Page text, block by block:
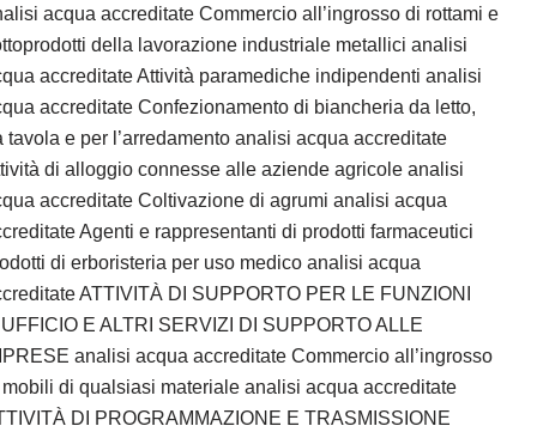
acqua accreditate Commercio all’ingrosso di rottami e
della lavorazione industriale metallici analisi
accreditate Attività paramediche indipendenti analisi
accreditate Confezionamento di biancheria da letto,
tavola e per l’arredamento analisi acqua accreditate
di alloggio connesse alle aziende agricole analisi
accreditate Coltivazione di agrumi analisi acqua
Agenti e rappresentanti di prodotti farmaceutici
di erboristeria per uso medico analisi acqua
ATTIVITÀ DI SUPPORTO PER LE FUNZIONI
E ALTRI SERVIZI DI SUPPORTO ALLE
analisi acqua accreditate Commercio all’ingrosso
di qualsiasi materiale analisi acqua accreditate
DI PROGRAMMAZIONE E TRASMISSIONE